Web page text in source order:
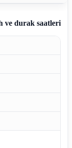
ve durak saatleri